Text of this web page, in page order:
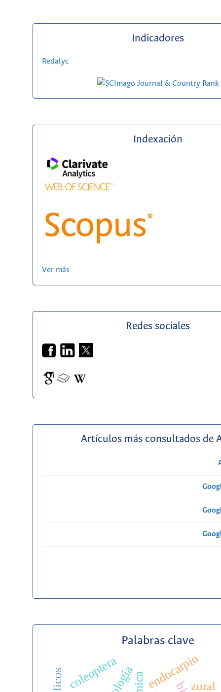
Indicadores
Redalyc
Indexación
Ver más
Redes sociales
Artículos más consultados de
Palabras clave
zural
coleoptera endocarpio